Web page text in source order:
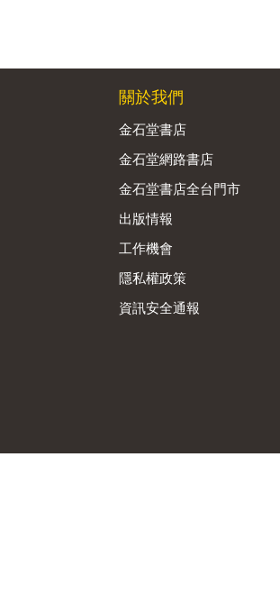
關於我們
金石堂書店
金石堂網路書店
金石堂書店全台門市
出版情報
工作機會
隱私權政策
資訊安全通報